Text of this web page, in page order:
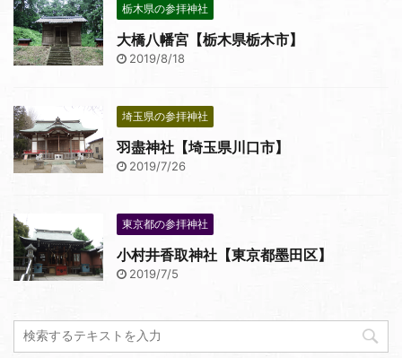
栃木県の参拝神社
大橋八幡宮【栃木県栃木市】
2019/8/18
埼玉県の参拝神社
羽盡神社【埼玉県川口市】
2019/7/26
東京都の参拝神社
小村井香取神社【東京都墨田区】
2019/7/5